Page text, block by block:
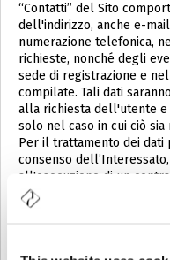
“Contatti” del Sito
dell'indirizzo, anche e-
numerazione telefonica,
richieste, nonché degli
sede di registrazione e
compilate. Tali dati
alla richiesta dell'utente
solo nel caso in cui ciò sia
Per il trattamento dei
consenso
all'esecuzione di un
caso di richiesta di
precontrattuali adottate